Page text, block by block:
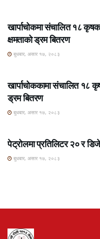
खार्पाचोकमा संचालित १८
क्षमताको ड्रम बितरण
बुधबार, असार १७, २०८३
खार्पाचोककामा संचालित १८
ड्रम बितरण
बुधबार, असार १७, २०८३
पेट्रोलमा प्रतिलिटर २० र
बुधबार, असार १७, २०८३